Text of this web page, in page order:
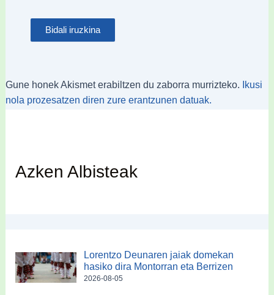
Gune honek Akismet erabiltzen du zaborra murrizteko.
Ikusi
nola prozesatzen diren zure erantzunen datuak.
Azken Albisteak
Lorentzo Deunaren jaiak domekan
hasiko dira Montorran eta Berrizen
2026-08-05